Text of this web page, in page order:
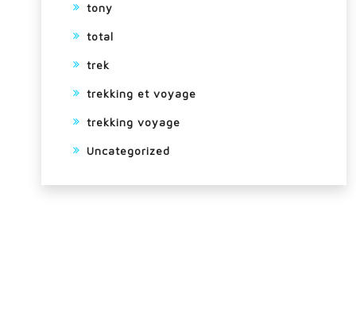
tony
total
trek
trekking et voyage
trekking voyage
Uncategorized